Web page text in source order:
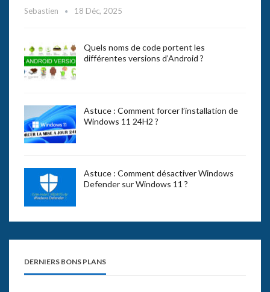
Sebastien 18 Déc, 2025
Quels noms de code portent les
différentes versions d’Android ?
Astuce : Comment forcer l’installation de
Windows 11 24H2 ?
Astuce : Comment désactiver Windows
Defender sur Windows 11 ?
DERNIERS BONS PLANS